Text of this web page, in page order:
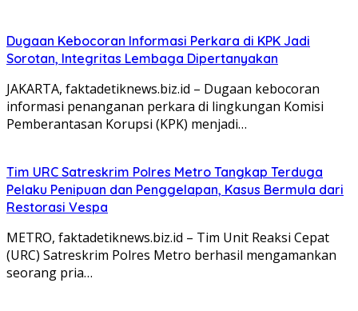
Dugaan Kebocoran Informasi Perkara di KPK Jadi
Sorotan, Integritas Lembaga Dipertanyakan
JAKARTA, faktadetiknews.biz.id – Dugaan kebocoran
informasi penanganan perkara di lingkungan Komisi
Pemberantasan Korupsi (KPK) menjadi…
Tim URC Satreskrim Polres Metro Tangkap Terduga
Pelaku Penipuan dan Penggelapan, Kasus Bermula dari
Restorasi Vespa
METRO, faktadetiknews.biz.id – Tim Unit Reaksi Cepat
(URC) Satreskrim Polres Metro berhasil mengamankan
seorang pria…